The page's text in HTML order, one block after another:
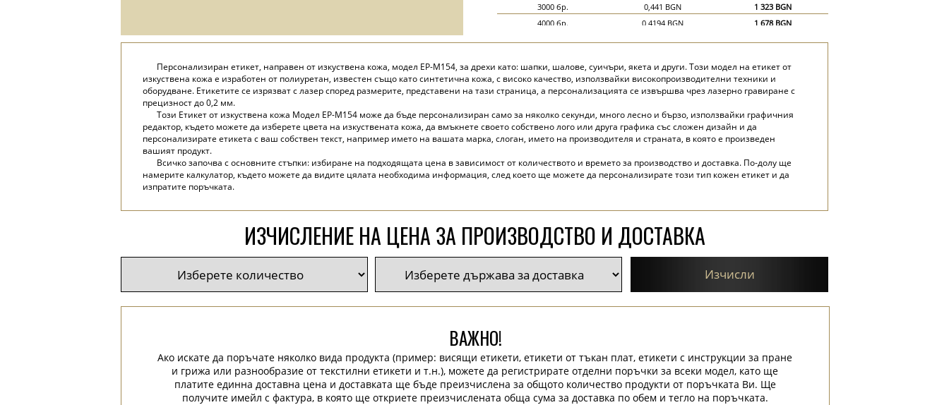
3000 бр.
0,441 BGN
1 323 BGN
4000 бр.
0,4194 BGN
1 678 BGN
Персонализиран етикет, направен от изкуствена кожа, модел EP-M154, за дрехи като: шапки, шалове, суичъри, якета и други. Този модел на етикет от
изкуствена кожа е изработен от полиуретан, известен също като синтетична кожа, с високо качество, използвайки високопроизводителни техники и
оборудване. Етикетите се изрязват с лазер според размерите, представени на тази страница, а персонализацията се извършва чрез лазерно гравиране с
прецизност до 0,2 мм.
Този Етикет от изкуствена кожа Модел EP-M154 може да бъде персонализиран само за няколко секунди, много лесно и бързо, използвайки графичния
редактор, където можете да изберете цвета на изкуствената кожа, да вмъкнете своето собствено лого или друга графика със сложен дизайн и да
персонализирате етикета с ваш собствен текст, например името на вашата марка, слоган, името на производителя и страната, в която е произведен
вашият продукт.
Всичко започва с основните стъпки: избиране на подходящата цена в зависимост от количеството и времето за производство и доставка. По-долу ще
намерите калкулатор, където можете да видите цялата необходима информация, след което ще можете да персонализирате този тип кожен етикет и да
изпратите поръчката.
ИЗЧИСЛЕНИЕ НА ЦЕНА ЗА ПРОИЗВОДСТВО И ДОСТАВКА
Изчисли
ВАЖНО!
Ако искате да поръчате няколко вида продукта (пример: висящи етикети, етикети от тъкан плат, етикети с инструкции за пране
и грижа или разнообразие от текстилни етикети и т.н.), можете да регистрирате отделни поръчки за всеки модел, като ще
платите единна доставна цена и доставката ще бъде преизчислена за общото количество продукти от поръчката Ви. Ще
получите имейл с фактура, в която ще откриете преизчислената обща сума за доставка по обем и тегло на поръчката.